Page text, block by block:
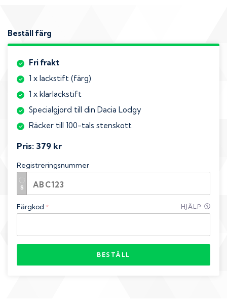
Beställ färg
Fri frakt
1 x lackstift (färg)
1 x klarlackstift
Specialgjord till din Dacia Lodgy
Räcker till 100-tals stenskott
Pris: 379 kr
Registreringsnummer
Färgkod * HJÄLP
BESTÄLL